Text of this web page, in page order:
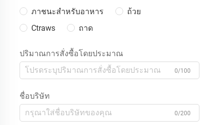
ภาชนะสำหรับอาหาร
ถ้วย
Ctraws
ถาด
ปริมาณการสั่งซื้อโดยประมาณ
0/100
ชื่อบริษัท
0/200